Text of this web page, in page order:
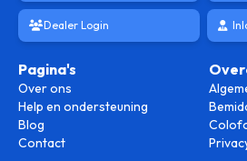
Dealer Login
Pagina's
Over ons
Help en ondersteuning
Blog
Contact